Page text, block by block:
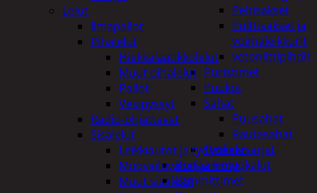
Peltisakset
Pulttisakset ja
voimaleikkurit
vetoniittipihdit
Puristimet
Puukot
Sahat
Puusahat
Rautasahat
Työkalusarjat
Korjaamotyökalut
Lämmittimet
Lelut
Ilmapallot
Pihalelut
Hiekkalaatikkolelut
Muut pihalelut
Pallot
Vesipyssyt
Radio-ohjattavat
Sisälelut
Leikkiautot ja työkoneet
Muovailuvahat ja limat
Muut sisälelut